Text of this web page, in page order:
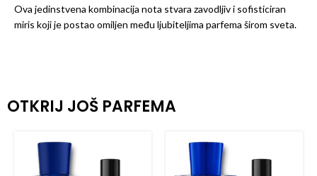
Ova jedinstvena kombinacija nota stvara zavodljiv i sofisticiran
miris koji je postao omiljen među ljubiteljima parfema širom sveta.
OTKRIJ JOŠ PARFEMA